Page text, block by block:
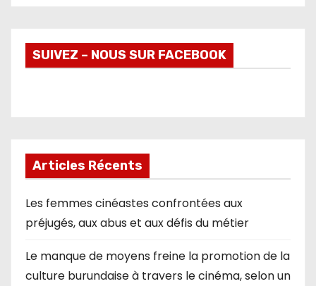
SUIVEZ – NOUS SUR FACEBOOK
Articles Récents
Les femmes cinéastes confrontées aux
préjugés, aux abus et aux défis du métier
Le manque de moyens freine la promotion de la
culture burundaise à travers le cinéma, selon un